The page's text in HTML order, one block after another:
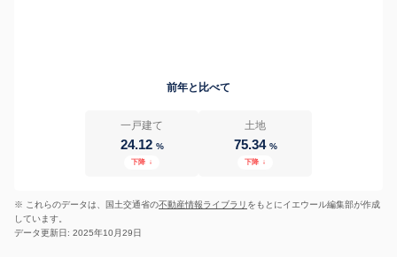
前年と比べて
一戸建て
24.12 %
下降 ↓
土地
75.34 %
下降 ↓
※ これらのデータは、国土交通省の不動産情報ライブラリ をもとにイエウール編集部が作成
しています。
データ更新日: 2025年10月29日